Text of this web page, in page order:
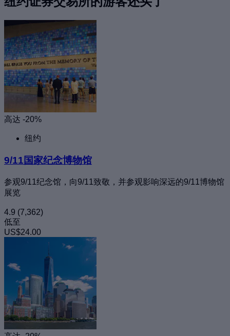
高达 -20%
纽约
9/11国家纪念博物馆
参观9/11纪念馆，向9/11致敬，并参观影响深远的9/11博物馆
展览
4.9 (7,362)
低至
US$24.00